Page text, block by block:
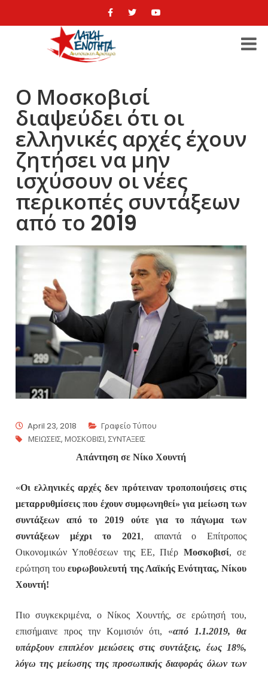
Ο Μοσκοβισί
διαψεύδει ότι οι
ελληνικές αρχές έχουν
ζητήσει να μην
ισχύσουν οι νέες
περικοπές συντάξεων
από το 2019
April 23, 2018
Γραφείο Τύπου
ΜΕΙΩΣΕΙΣ,ΜΟΣΚΟΒΙΣΙ,ΣΥΝΤΑΞΕΙΣ
Απάντηση σε Νίκο Χουντή
«Οι ελληνικές αρχές δεν πρότειναν τροποποιήσεις στις
μεταρρυθμίσεις που έχουν συμφωνηθεί» για μείωση των
συντάξεων από το 2019 ούτε για το πάγωμα των
συντάξεων μέχρι το 2021, απαντά ο Επίτροπος
Οικονομικών Υποθέσεων της ΕΕ, ΠιέρΜοσκοβισί, σε
ερώτηση τουευρωβουλευτή της Λαϊκής Ενότητας, Νίκου
Χουντή!
Πιο συγκεκριμένα, ο Νίκος Χουντής, σε ερώτησή του,
επισήμαινε προς την Κομισιόν ότι, «από 1.1.2019, θα
υπάρξουν επιπλέον μειώσεις στις συντάξεις, έως 18%,
λόγω της μείωσης της προσωπικής διαφοράς όλων των